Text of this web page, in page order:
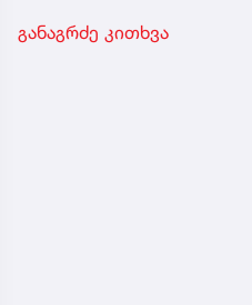
განაგრძე კითხვა